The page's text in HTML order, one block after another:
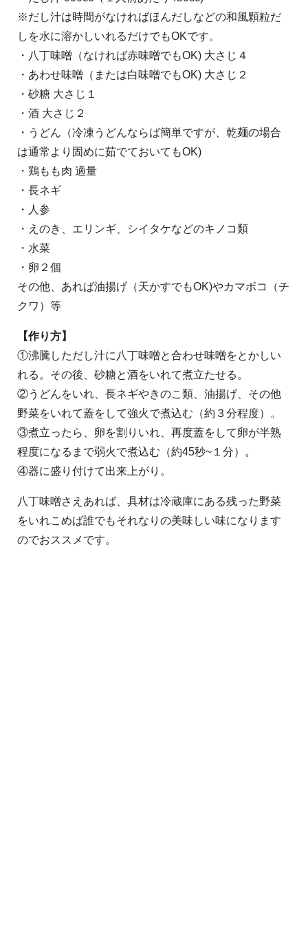
※だし汁は時間がなければほんだしなどの和風顆粒だ
しを水に溶かしいれるだけでもOKです。
・八丁味噌（なければ赤味噌でもOK) 大さじ４
・あわせ味噌（または白味噌でもOK) 大さじ２
・砂糖 大さじ１
・酒 大さじ２
・うどん（冷凍うどんならば簡単ですが、乾麺の場合
は通常より固めに茹でておいてもOK)
・鶏もも肉 適量
・長ネギ
・人参
・えのき、エリンギ、シイタケなどのキノコ類
・水菜
・卵２個
その他、あれば油揚げ（天かすでもOK)やカマボコ（チ
クワ）等
【作り方】
①沸騰しただし汁に八丁味噌と合わせ味噌をとかしい
れる。その後、砂糖と酒をいれて煮立たせる。
②うどんをいれ、長ネギやきのこ類、油揚げ、その他
野菜をいれて蓋をして強火で煮込む（約３分程度）。
③煮立ったら、卵を割りいれ、再度蓋をして卵が半熟
程度になるまで弱火で煮込む（約45秒~１分）。
④器に盛り付けて出来上がり。
八丁味噌さえあれば、具材は冷蔵庫にある残った野菜
をいれこめば誰でもそれなりの美味しい味になります
のでおススメです。